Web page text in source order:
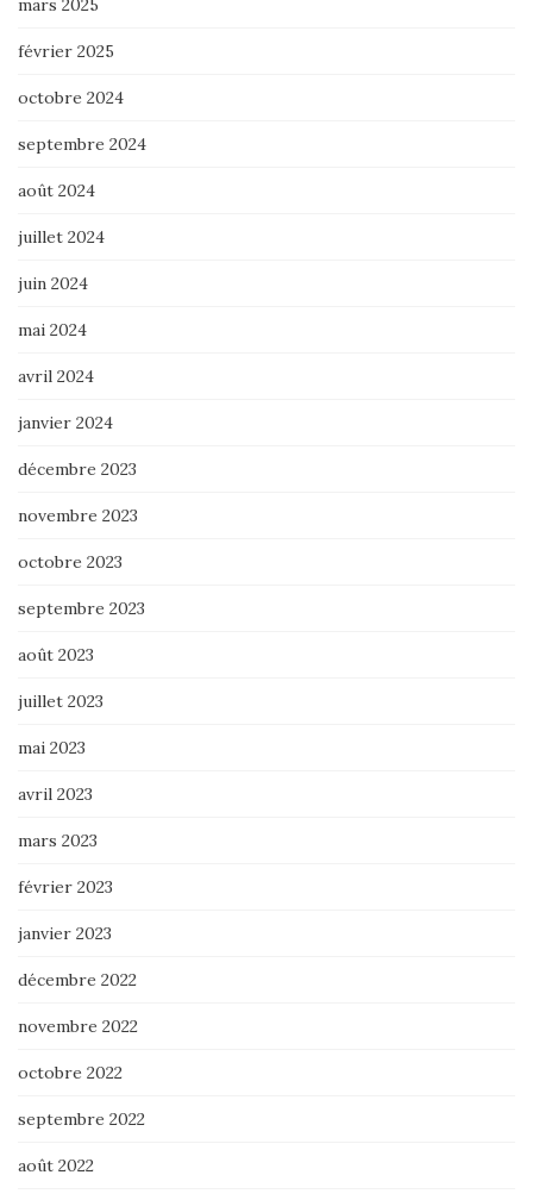
mars 2025
février 2025
octobre 2024
septembre 2024
août 2024
juillet 2024
juin 2024
mai 2024
avril 2024
janvier 2024
décembre 2023
novembre 2023
octobre 2023
septembre 2023
août 2023
juillet 2023
mai 2023
avril 2023
mars 2023
février 2023
janvier 2023
décembre 2022
novembre 2022
octobre 2022
septembre 2022
août 2022